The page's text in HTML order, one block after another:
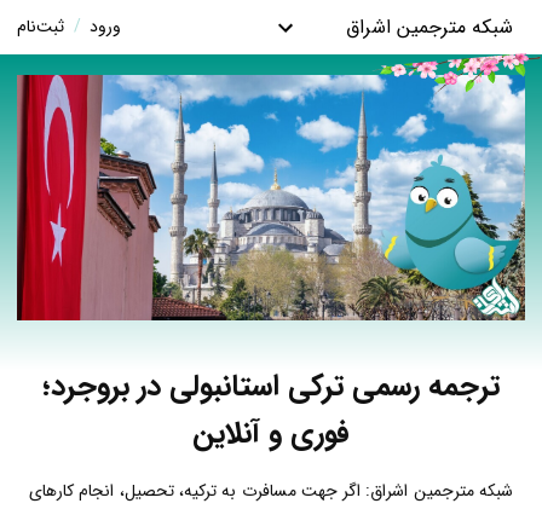
شبکه مترجمین اشراق ورود / ثبت‌نام
ترجمه رسمی ترکی استانبولی در بروجرد؛
فوری و آنلاین
شبکه مترجمین اشراق: اگر جهت مسافرت به ترکیه، تحصیل، انجام کارهای